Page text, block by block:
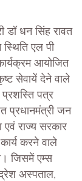
डॉ धन सिंह रावत
एल पी
आयोजित
सेवायें देने वाले
प्रशस्ति पत्र
प्रधानमंत्री जन
राज्य सरकार
करने वाले
जिसमें एम्स
अस्पताल,